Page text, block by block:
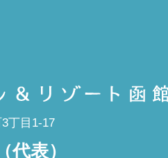
丁目1-17
（代表）